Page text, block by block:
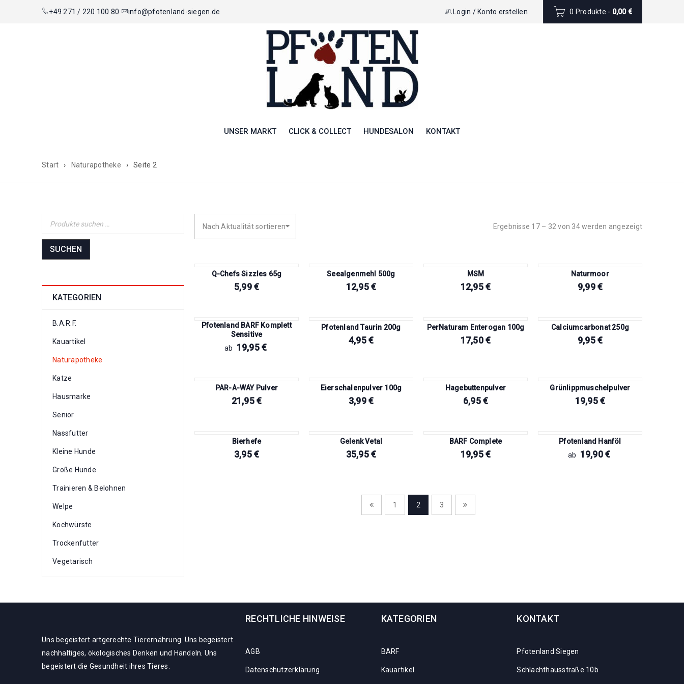
+49 271 / 220 100 80 info@pfotenland-siegen.de 0 Produkte - 0,00€
Login / Konto erstellen
UNSER MARKT CLICK & COLLECT HUNDESALON KONTAKT
Start › Naturapotheke › Seite 2
SUCHEN
KATEGORIEN
B.A.R.F.
Kauartikel
Naturapotheke
Katze
Hausmarke
Senior
Nassfutter
Kleine Hunde
Große Hunde
Trainieren & Belohnen
Welpe
Kochwürste
Trockenfutter
Vegetarisch
Ergebnisse 17 – 32 von 34 werden angezeigt
Nach Aktualität sortieren
Q-Chefs Sizzles 65g
5,99€
Seealgenmehl 500g
12,95€
MSM
12,95€
Naturmoor
9,99€
Pfotenland BARF Komplett
Sensitive
ab
19,95€
Pfotenland Taurin 200g
4,95€
PerNaturam Enterogan 100g
17,50€
Calciumcarbonat 250g
9,95€
PAR-A-WAY Pulver
21,95€
Eierschalenpulver 100g
3,99€
Hagebuttenpulver
6,95€
Grünlippmuschelpulver
19,95€
Bierhefe
3,95€
Gelenk Vetal
35,95€
BARF Complete
19,95€
Pfotenland Hanföl
ab
19,90€
1 2 3
Uns begeistert artgerechte Tierernährung. Uns begeistert
nachhaltiges, ökologisches Denken und Handeln. Uns
begeistert die Gesundheit ihres Tieres.
RECHTLICHE HINWEISE
AGB
Datenschutzerklärung
KATEGORIEN
BARF
Kauartikel
KONTAKT
Pfotenland Siegen
Schlachthausstraße 10b